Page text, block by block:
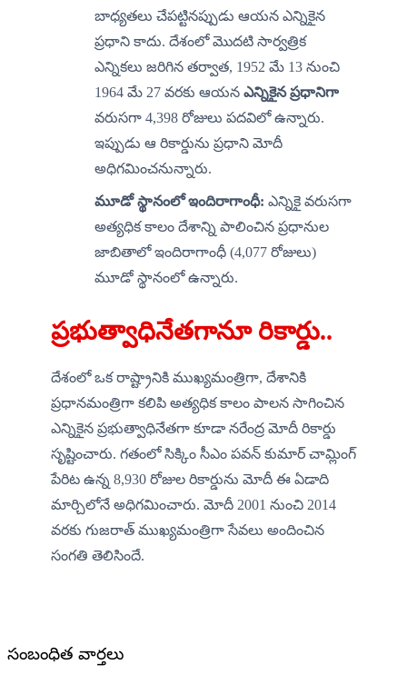
బాధ్యతలు చేపట్టినప్పుడు ఆయన ఎన్నికైన
ప్రధాని కాదు. దేశంలో మొదటి సార్వత్రిక
ఎన్నికలు జరిగిన తర్వాత, 1952 మే 13 నుంచి
1964 మే 27 వరకు ఆయన ఎన్నికైన ప్రధానిగా
వరుసగా 4,398 రోజులు పదవిలో ఉన్నారు.
ఇప్పుడు ఆ రికార్డును ప్రధాని మోదీ
అధిగమించనున్నారు.
మూడో స్థానంలో ఇందిరాగాంధీ: ఎన్నికై వరుసగా
అత్యధిక కాలం దేశాన్ని పాలించిన ప్రధానుల
జాబితాలో ఇందిరాగాంధీ (4,077 రోజులు)
మూడో స్థానంలో ఉన్నారు.
ప్రభుత్వాధినేతగానూ రికార్డు..
దేశంలో ఒక రాష్ట్రానికి ముఖ్యమంత్రిగా, దేశానికి
ప్రధానమంత్రిగా కలిపి అత్యధిక కాలం పాలన సాగించిన
ఎన్నికైన ప్రభుత్వాధినేతగా కూడా నరేంద్ర మోదీ రికార్డు
సృష్టించారు. గతంలో సిక్కిం సీఎం పవన్ కుమార్ చామ్లింగ్
పేరిట ఉన్న 8,930 రోజుల రికార్డును మోదీ ఈ ఏడాది
మార్చిలోనే అధిగమించారు. మోదీ 2001 నుంచి 2014
వరకు గుజరాత్ ముఖ్యమంత్రిగా సేవలు అందించిన
సంగతి తెలిసిందే.
సంబంధిత వార్తలు